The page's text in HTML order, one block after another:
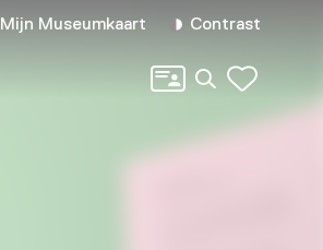
Mijn Museumkaart Contrast
Zoeken